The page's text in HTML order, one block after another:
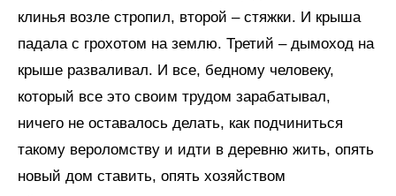
клинья возле стропил, второй – стяжки. И крыша
падала с грохотом на землю. Третий – дымоход на
крыше разваливал. И все, бедному человеку,
который все это своим трудом зарабатывал,
ничего не оставалось делать, как подчиниться
такому вероломству и идти в деревню жить, опять
новый дом ставить, опять хозяйством